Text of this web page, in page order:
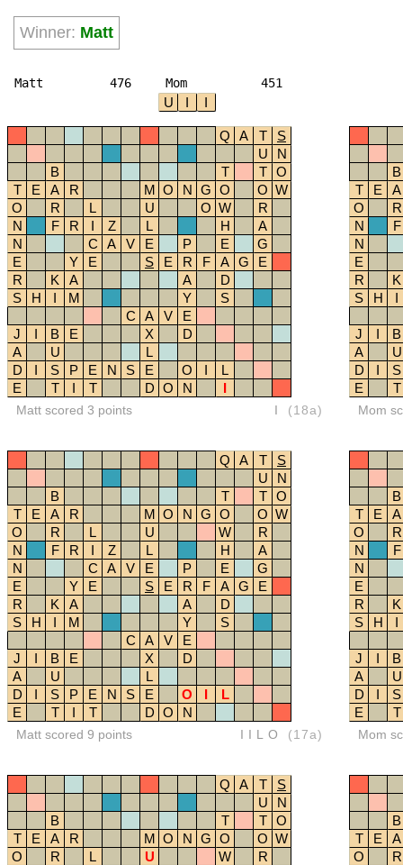
Winner: Matt
Matt 476 Mom 451
U I I
Q A T
S
U
N
B
T T
O
T
E A R M O N G O O W
O
R L U O W
R
N
F R I Z L H
A
N
C A V E P E
G
E
Y E S E R F A G
E
R
K A A
D
S
H I M Y
S
C
A V
E
J
I B E X
D
A
U
L
D
I S P E N S E O I
L
E
T I T D O N I
Matt scored 3 points I (18a)
B
T
E
A
O
R
N
F
N
E
R
K
S
H I
J I
B
A
U
D
I
S
E
T
Mom
Q A T
S
U
N
B
T T
O
T
E A R M O N G O O W
O
R L U W
R
N
F R I Z L H
A
N
C A V E P E
G
E
Y E S E R F A G
E
R
K A A
D
S
H I M Y
S
C
A V
E
J
I B E X
D
A
U
L
D
I S P E N S E O I
L
E
T I T D O N
Matt scored 9 points IILO (17a)
B
T
E
A
O
R
N
F
N
E
R
K
S
H I
J I
B
A
U
D
I
S
E
T
Mom
Q A T
S
U
N
B
T T
O
T
E A R M O N G O O W
O
R L U W
R
B
T
E
A
O
R